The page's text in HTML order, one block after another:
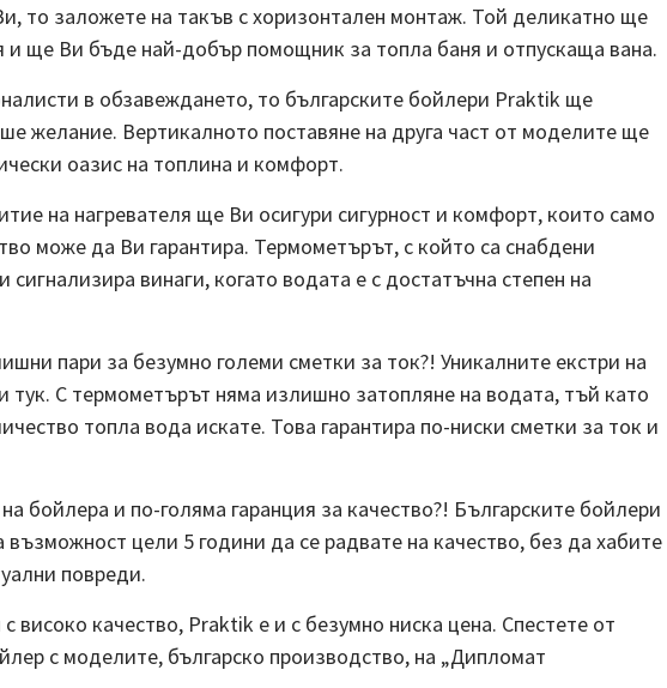
то заложете на такъв с хоризонтален монтаж. Той деликатно ще
и ще Ви бъде най-добър помощник за топла баня и отпускаща вана.
в обзавеждането, то българските бойлери Praktik ще
желание. Вертикалното поставяне на друга част от моделите ще
оазис на топлина и комфорт.
на нагревателя ще Ви осигури сигурност и комфорт, които само
може да Ви гарантира. Термометърът, с който са снабдени
винаги, когато водата е с достатъчна степен на
пари за безумно големи сметки за ток?! Уникалните екстри на
тук. С термометърът няма излишно затопляне на водата, тъй като
топла вода искате. Това гарантира по-ниски сметки за ток и
бойлера и по-голяма гаранция за качество?! Българските бойлери
цели 5 години да се радвате на качество, без да хабите
повреди.
високо качество, Praktik е и с безумно ниска цена. Спестете от
с моделите, българско производство, на „Дипломат